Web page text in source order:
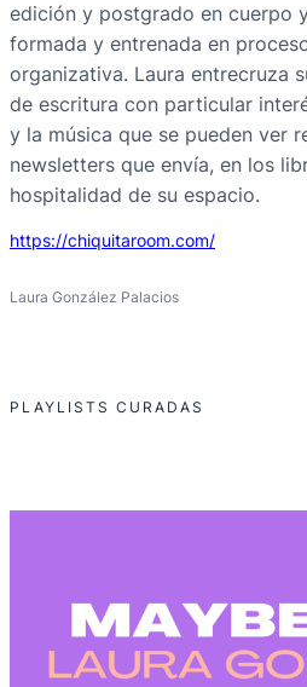
edición y postgrado en cuerpo
formada y entrenada en
organizativa. Laura entrecruza
de escritura con particular
y la música que se pueden ver
newsletters que envía, en los
hospitalidad de su espacio.
https://chiquitaroom.com/
Laura González Palacios
PLAYLISTS CURADAS